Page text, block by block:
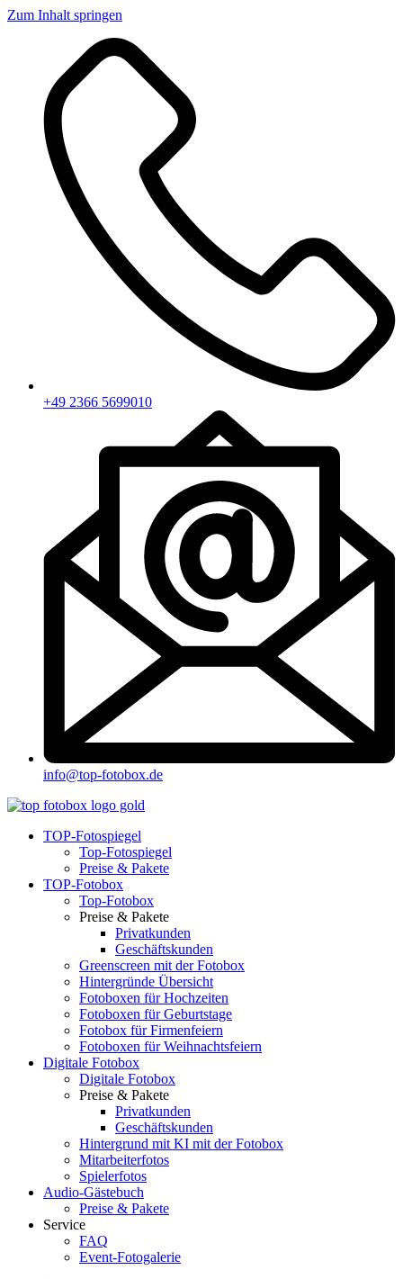
Zum Inhalt springen
+49 2366 5699010
info@top-fotobox.de
TOP-Fotospiegel
Top-Fotospiegel
Preise & Pakete
TOP-Fotobox
Top-Fotobox
Preise & Pakete
Privatkunden
Geschäftskunden
Greenscreen mit der Fotobox
Hintergründe Übersicht
Fotoboxen für Hochzeiten
Fotoboxen für Geburtstage
Fotobox für Firmenfeiern
Fotoboxen für Weihnachtsfeiern
Digitale Fotobox
Digitale Fotobox
Preise & Pakete
Privatkunden
Geschäftskunden
Hintergrund mit KI mit der Fotobox
Mitarbeiterfotos
Spielerfotos
Audio-Gästebuch
Preise & Pakete
Service
FAQ
Event-Fotogalerie